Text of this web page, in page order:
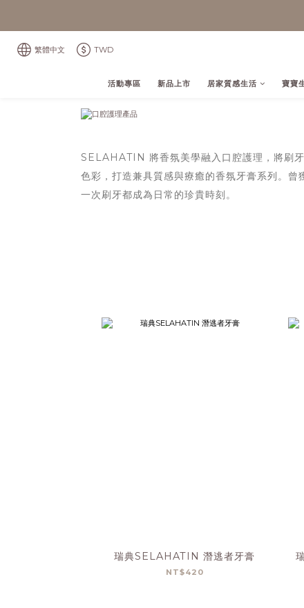
繁體中文 TWD
活動專區 新品上市 居家質感生活 寶寶
SELAHATIN 將香氛美學融入口腔護理，將刷
色彩，打造兼具質感與療癒的香氛牙膏系列。
一次刷牙都成為日常的珍貴時刻。
瑞典SELAHATIN 潛逃者牙膏
NT$420